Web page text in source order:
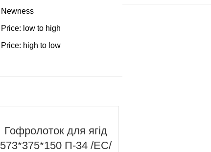
Newness
Price: low to high
Price: high to low
Гофролоток для ягід
573*375*150 П-34 /ЕС/